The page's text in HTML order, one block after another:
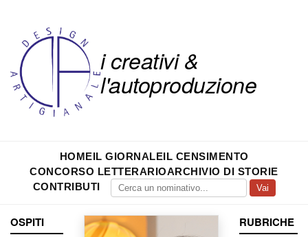
i creativi &
l'autoproduzione
HOMEIL GIORNALEIL CENSIMENTO
CONCORSO LETTERARIOARCHIVIO DI STORIE
CONTRIBUTI
Vai
OSPITI RUBRICHE